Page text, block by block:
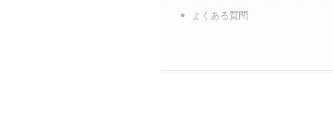
よくある質問